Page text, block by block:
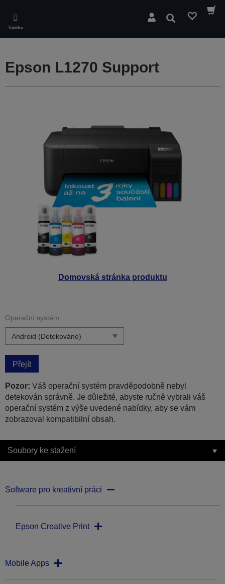
main
content
Nabídka
Hledat
Domovská stránka produktu
Epson L1270 Support
Operační systém:
Přejít
Pozor: Váš operační systém pravděpodobně nebyl
detekován správně. Je důležité, abyste ručně vybrali váš
operační systém z výše uvedené nabídky, aby se vám
zobrazoval kompatibilní obsah.
Soubory ke stažení
Software pro kreativní práci
Epson Creative Print
Mobile Apps